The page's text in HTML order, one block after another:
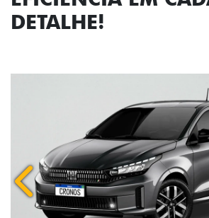
ORIGINALIDADE E
EFICIÊNCIA EM CADA